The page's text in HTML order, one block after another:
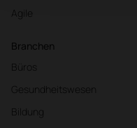
Agile
Branchen
Büros
Gesundheitswesen
Bildung